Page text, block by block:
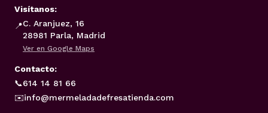
Visítanos:
📍C. Aranjuez, 16
28981 Parla, Madrid
Ver en Google Maps
Contacto:
📞614 14 81 66
✉️info@mermeladadefresatienda.com